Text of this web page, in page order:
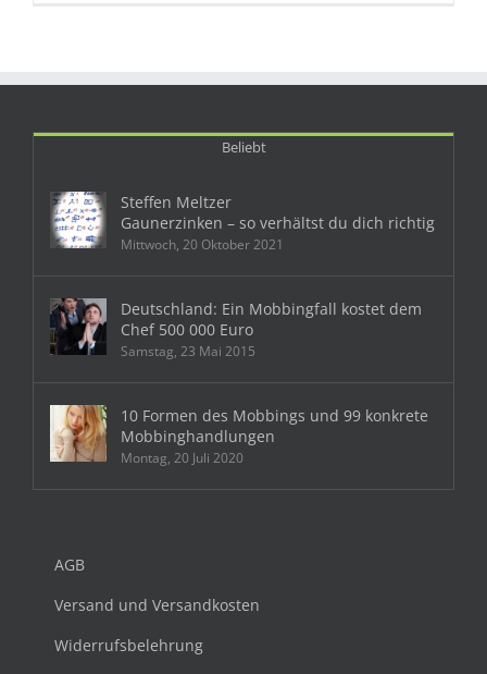
Beliebt
Steffen Meltzer
Gaunerzinken – so verhältst du dich richtig
Mittwoch, 20 Oktober 2021
Deutschland: Ein Mobbingfall kostet dem
Chef 500 000 Euro
Samstag, 23 Mai 2015
10 Formen des Mobbings und 99 konkrete
Mobbinghandlungen
Montag, 20 Juli 2020
AGB
Versand und Versandkosten
Widerrufsbelehrung